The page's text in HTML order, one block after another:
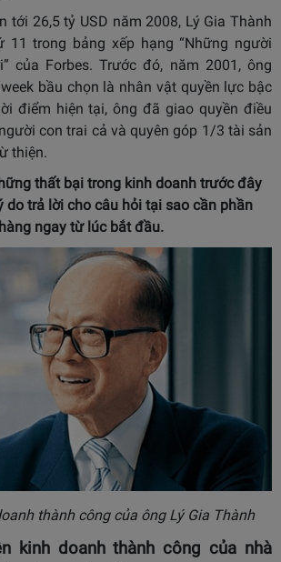
tới 26,5 tỷ USD năm 2008, Lý Gia Thành
trong bảng xếp hạng “Những người
của Forbes. Trước đó, năm 2001, ông
bầu chọn là nhân vật quyền lực bậc
điểm hiện tại, ông đã giao quyền điều
con trai cả và quyên góp 1/3 tài sản
thiện.
thất bại trong kinh doanh trước đây
do trả lời cho câu hỏi tại sao cần phần
ngay từ lúc bắt đầu.
thành công của ông Lý Gia Thành
kinh doanh thành công của nhà